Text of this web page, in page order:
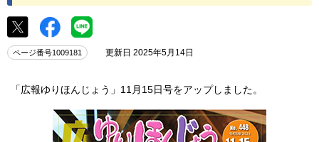
ページ番号1009181 更新日 2025年5月14日
「広報ゆりほんじょう」11月15日号をアップしました。